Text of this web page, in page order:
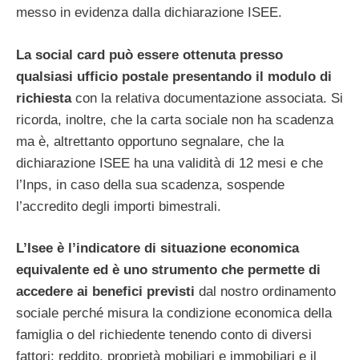
messo in evidenza dalla dichiarazione ISEE.
La social card può essere ottenuta presso
qualsiasi ufficio postale presentando il modulo di
richiestacon la relativa documentazione associata. Si
ricorda, inoltre, che la carta sociale non ha scadenza
ma è, altrettanto opportuno segnalare, che la
dichiarazione ISEE ha una validità di 12 mesi e che
l’Inps, in caso della sua scadenza, sospende
l’accredito degli importi bimestrali.
L’Isee è l’indicatore di situazione economica
equivalente ed è uno strumento che permette di
accedere ai benefici previsti dal nostro ordinamento
sociale perché misura la condizione economica della
famiglia o del richiedente tenendo conto di diversi
fattori: reddito, proprietà mobiliari e immobiliari e il